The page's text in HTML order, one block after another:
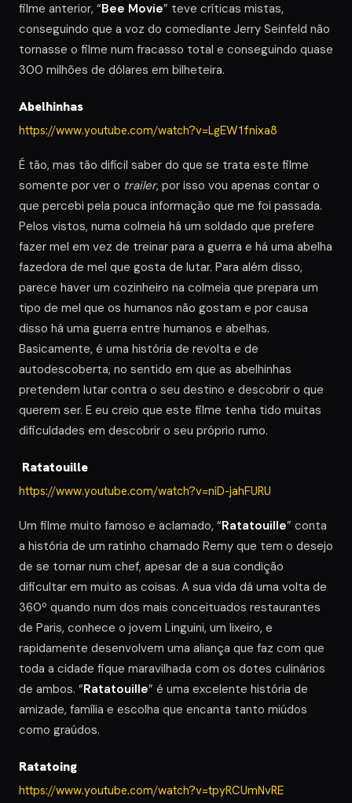
filme anterior, “Bee Movie” teve críticas mistas,
conseguindo que a voz do comediante Jerry Seinfeld não
tornasse o filme num fracasso total e conseguindo quase
300 milhões de dólares em bilheteira.
Abelhinhas
https://www.youtube.com/watch?v=LgEW1fnixa8
É tão, mas tão difícil saber do que se trata este filme
somente por ver o trailer, por isso vou apenas contar o
que percebi pela pouca informação que me foi passada.
Pelos vistos, numa colmeia há um soldado que prefere
fazer mel em vez de treinar para a guerra e há uma abelha
fazedora de mel que gosta de lutar. Para além disso,
parece haver um cozinheiro na colmeia que prepara um
tipo de mel que os humanos não gostam e por causa
disso há uma guerra entre humanos e abelhas.
Basicamente, é uma história de revolta e de
autodescoberta, no sentido em que as abelhinhas
pretendem lutar contra o seu destino e descobrir o que
querem ser. E eu creio que este filme tenha tido muitas
dificuldades em descobrir o seu próprio rumo.
Ratatouille
https://www.youtube.com/watch?v=niD-jahFURU
Um filme muito famoso e aclamado, “Ratatouille” conta
a história de um ratinho chamado Remy que tem o desejo
de se tornar num chef, apesar de a sua condição
dificultar em muito as coisas. A sua vida dá uma volta de
360º quando num dos mais conceituados restaurantes
de Paris, conhece o jovem Linguini, um lixeiro, e
rapidamente desenvolvem uma aliança que faz com que
toda a cidade fique maravilhada com os dotes culinários
de ambos. “Ratatouille” é uma excelente história de
amizade, família e escolha que encanta tanto miúdos
como graúdos.
Ratatoing
https://www.youtube.com/watch?v=tpyRCUmNvRE